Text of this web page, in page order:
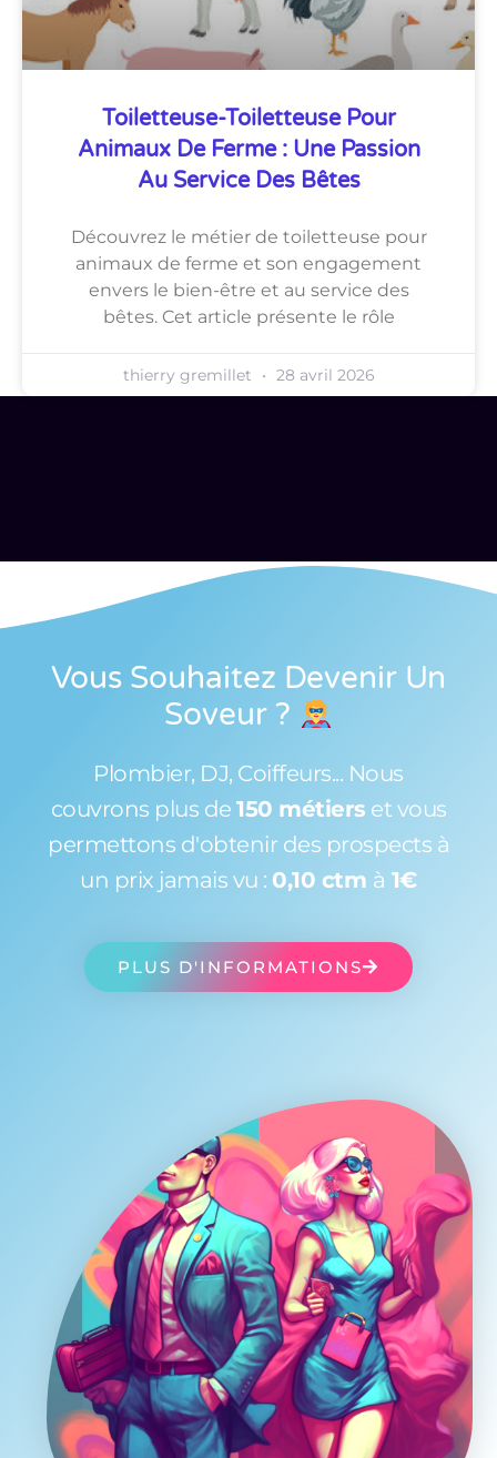
Toiletteuse-Toiletteuse Pour
Animaux De Ferme : Une Passion
Au Service Des Bêtes
Découvrez le métier de toiletteuse pour
animaux de ferme et son engagement
envers le bien-être et au service des
bêtes. Cet article présente le rôle
thierry gremillet 28 avril 2026
Vous Souhaitez Devenir Un
Soveur ?
Plombier, DJ, Coiffeurs... Nous
couvrons plus de 150 métiers et vous
permettons d'obtenir des prospects à
un prix jamais vu : 0,10 ctm à 1€
PLUS D'INFORMATIONS